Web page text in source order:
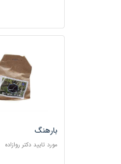
بارهنگ
مورد تایید دکتر روازاده